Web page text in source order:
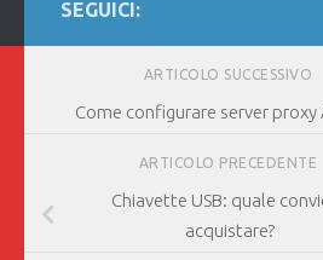
SEGUICI:
ARTICOLO SUCCESSIVO
Come configurare server proxy
ARTICOLO PRECEDENTE
Chiavette USB: quale
acquistare?